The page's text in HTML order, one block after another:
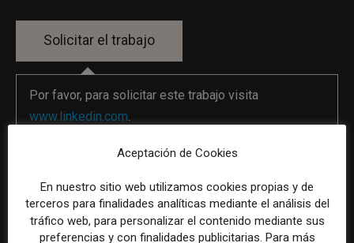
Por favor, para solicitar este trabajo visita
www.linkedin.com.
ofertas se ha realizado con la asistencia de herramientas
de inteligencia artificial, siempre bajo supervisión
humana.
Aceptación de Cookies
En nuestro sitio web utilizamos cookies propias y de
terceros para finalidades analíticas mediante el análisis del
tráfico web, para personalizar el contenido mediante sus
preferencias y con finalidades publicitarias. Para más